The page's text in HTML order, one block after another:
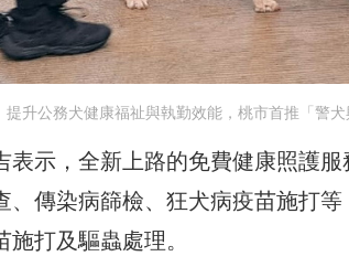
提升公務犬健康福祉與執勤效能，桃市首推「警犬
表示，全新上路的免費健康照護
、傳染病篩檢、狂犬病疫苗施打
打及驅蟲處理。